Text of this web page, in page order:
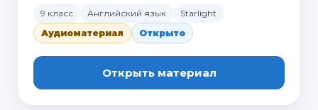
9 класс Английский язык
Starlight
Аудиоматериал
Открыто
Открыть материал